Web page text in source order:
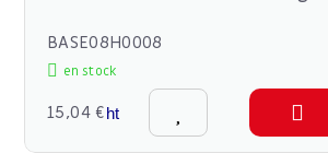
BASE08H0008
en stock
15,04 €ht